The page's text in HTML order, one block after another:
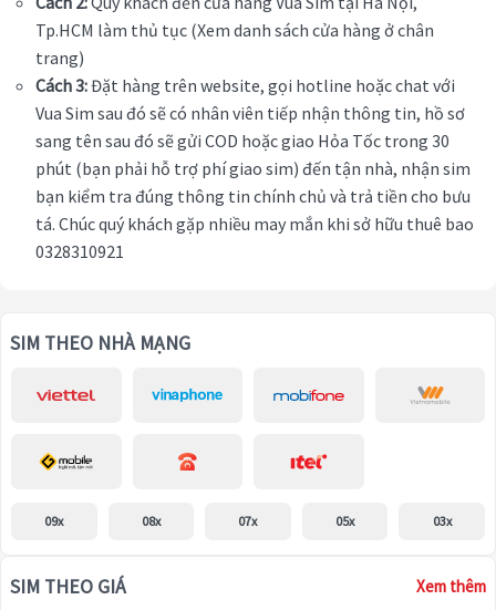
Tp.HCM làm thủ tục (Xem danh sách cửa hàng ở chân
trang)
Cách 3:Đặt hàng trên website, gọi hotline hoặc chat với
Vua Sim sau đó sẽ có nhân viên tiếp nhận thông tin, hồ sơ
sang tên sau đó sẽ gửi COD hoặc giao Hỏa Tốc trong 30
phút (bạn phải hỗ trợ phí giao sim) đến tận nhà, nhận sim
bạn kiểm tra đúng thông tin chính chủ và trả tiền cho bưu
tá. Chúc quý khách gặp nhiều may mắn khi sở hữu thuê bao
0328310921
SIM THEO NHÀ MẠNG
09x 08x 07x 05x 03x
SIM THEO GIÁ Xem thêm